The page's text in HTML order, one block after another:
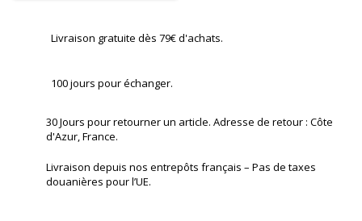
Livraison gratuite dès 79€ d'achats.
100 jours pour échanger.
30 Jours pour retourner un article. Adresse de retour : Côte
d'Azur, France.
Livraison depuis nos entrepôts français – Pas de taxes
douanières pour l’UE.